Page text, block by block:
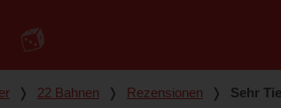
❭ 22 Bahnen ❭ Rezensionen ❭ Sehr